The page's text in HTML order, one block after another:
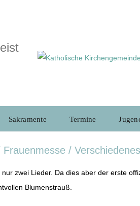
Sakramente Termine
/ Verschiedenes
zwei Lieder. Da dies aber der erste
Blumenstrauß.